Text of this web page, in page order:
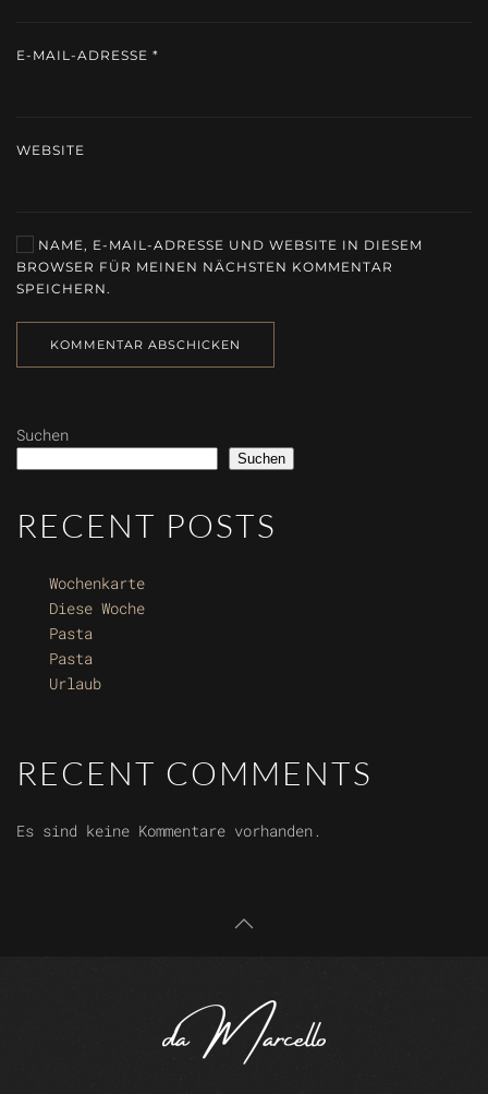
E-MAIL-ADRESSE *
WEBSITE
NAME, E-MAIL-ADRESSE UND WEBSITE IN DIESEM
BROWSER FÜR MEINEN NÄCHSTEN KOMMENTAR
SPEICHERN.
KOMMENTAR ABSCHICKEN
Suchen
Suchen
RECENT POSTS
Wochenkarte
Diese Woche
Pasta
Pasta
Urlaub
RECENT COMMENTS
Es sind keine Kommentare vorhanden.